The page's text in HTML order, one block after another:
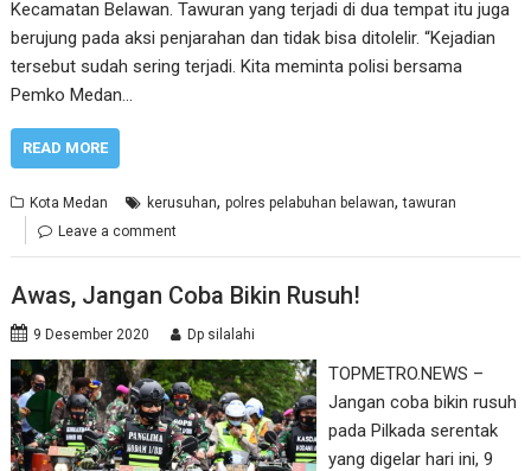
Kecamatan Belawan. Tawuran yang terjadi di dua tempat itu juga
berujung pada aksi penjarahan dan tidak bisa ditolelir. “Kejadian
tersebut sudah sering terjadi. Kita meminta polisi bersama
Pemko Medan…
READ MORE
Kota Medan kerusuhan,polres pelabuhan belawan,tawuran
Leave a comment
Awas, Jangan Coba Bikin Rusuh!
9 Desember 2020 Dp silalahi
TOPMETRO.NEWS –
Jangan coba bikin rusuh
pada Pilkada serentak
yang digelar hari ini, 9